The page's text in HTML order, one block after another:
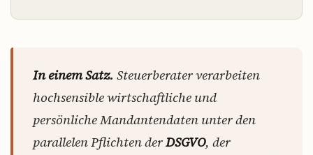
In einem Satz. Steuerberater verarbeiten
hochsensible wirtschaftliche und
persönliche Mandantendaten unter den
parallelen Pflichten derDSGVO, der